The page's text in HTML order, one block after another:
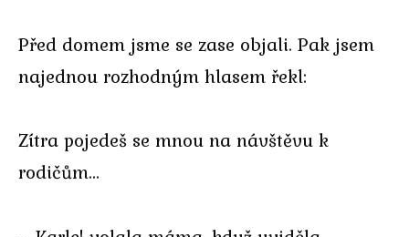
Před domem jsme se zase objali. Pak jsem
najednou rozhodným hlasem řekl:
Zítra pojedeš se mnou na návštěvu k
rodičům…